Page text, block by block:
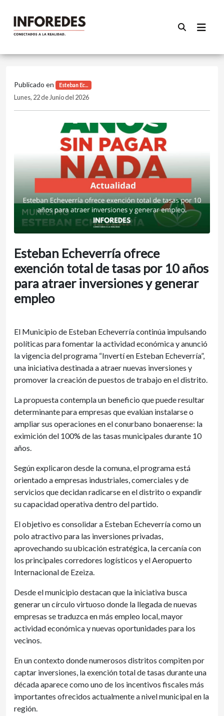
Publicado en Esteban Ec...
Lunes, 22 de Junio del 2026
Esteban Echeverría ofrece
exención total de tasas por 10 años
para atraer inversiones y generar
empleo
El Municipio de Esteban Echeverría continúa impulsando
políticas para fomentar la actividad económica y anunció
la vigencia del programa “Invertí en Esteban Echeverría”,
una iniciativa destinada a atraer nuevas inversiones y
promover la creación de puestos de trabajo en el distrito.
La propuesta contempla un beneficio que puede resultar
determinante para empresas que evalúan instalarse o
ampliar sus operaciones en el conurbano bonaerense: la
eximición del 100% de las tasas municipales durante 10
años.
Según explicaron desde la comuna, el programa está
orientado a empresas industriales, comerciales y de
servicios que decidan radicarse en el distrito o expandir
su capacidad operativa dentro del partido.
El objetivo es consolidar a Esteban Echeverría como un
polo atractivo para las inversiones privadas,
aprovechando su ubicación estratégica, la cercanía con
los principales corredores logísticos y el Aeropuerto
Internacional de Ezeiza.
Desde el municipio destacan que la iniciativa busca
generar un círculo virtuoso donde la llegada de nuevas
empresas se traduzca en más empleo local, mayor
actividad económica y nuevas oportunidades para los
vecinos.
En un contexto donde numerosos distritos compiten por
captar inversiones, la exención total de tasas durante una
década aparece como uno de los incentivos fiscales más
importantes ofrecidos actualmente a nivel municipal en la
región.